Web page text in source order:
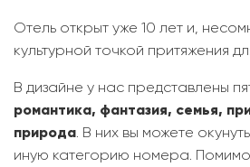
Отель открыт уже 10 лет и,
культурной точкой притяжения
В дизайне у нас представлены
романтика, фантазия, семья,
природа. В них вы можете
иную категорию номера.